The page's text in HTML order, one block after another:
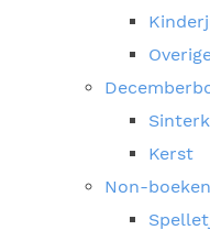
Kerst
Non-boeken